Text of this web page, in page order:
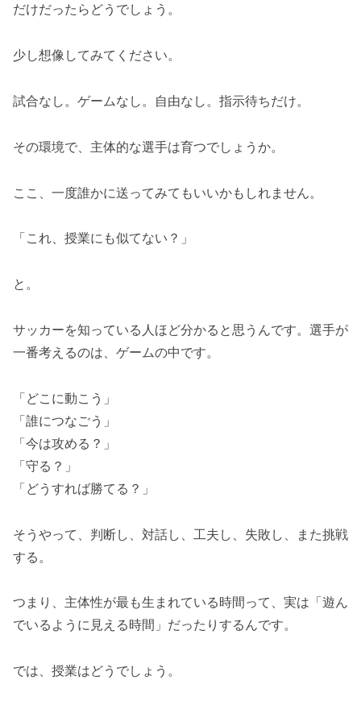
だけだったらどうでしょう。
少し想像してみてください。
試合なし。ゲームなし。自由なし。指示待ちだけ。
その環境で、主体的な選手は育つでしょうか。
ここ、一度誰かに送ってみてもいいかもしれません。
「これ、授業にも似てない？」
と。
サッカーを知っている人ほど分かると思うんです。選手が
一番考えるのは、ゲームの中です。
「どこに動こう」
「誰につなごう」
「今は攻める？」
「守る？」
「どうすれば勝てる？」
そうやって、判断し、対話し、工夫し、失敗し、また挑戦
する。
つまり、主体性が最も生まれている時間って、実は「遊ん
でいるように見える時間」だったりするんです。
では、授業はどうでしょう。